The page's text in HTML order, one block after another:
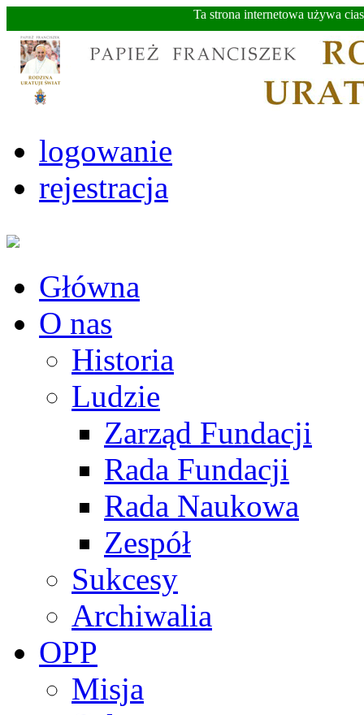
Ta strona internetowa używa
logowanie
rejestracja
Główna
O nas
Historia
Ludzie
Zarząd Fundacji
Rada Fundacji
Rada Naukowa
Zespół
Sukcesy
Archiwalia
OPP
Misja